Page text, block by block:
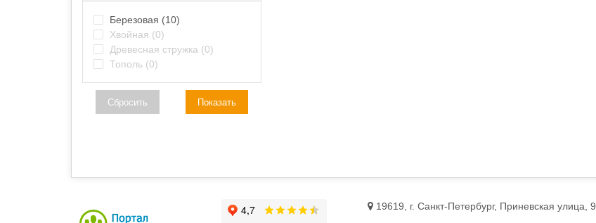
Березовая (10)
Хвойная (0)
Древесная стружка (0)
Тополь (0)
Сбросить Показать
19619, г. Санкт-Петербург, Приневская улица, 9